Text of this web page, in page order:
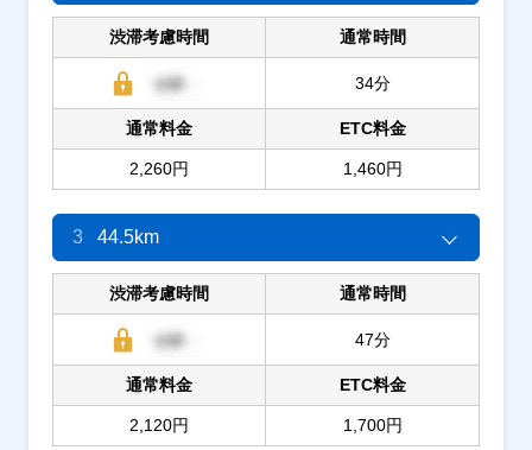
渋滞考慮時間 通常時間
34分
通常料金
2,260円
ETC料金
1,460円
3 44.5km
渋滞考慮時間 通常時間
47分
通常料金
2,120円
ETC料金
1,700円